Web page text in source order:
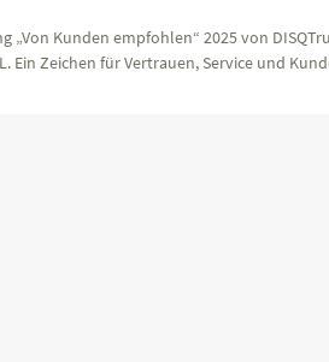
„Von Kunden empfohlen“ 2025 von
Ein Zeichen für Vertrauen, Service und